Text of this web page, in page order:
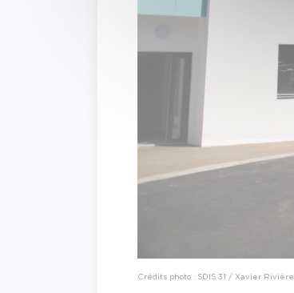
Crédits photo : SDIS 31 / Xavier Rivière